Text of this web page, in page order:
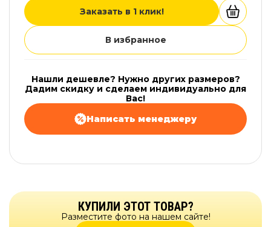
Заказать в 1 клик!
В избранное
Нашли дешевле? Нужно других размеров?
Дадим скидку и сделаем индивидуально для
Вас!
Написать менеджеру
КУПИЛИ ЭТОТ ТОВАР?
Разместите фото на нашем сайте!